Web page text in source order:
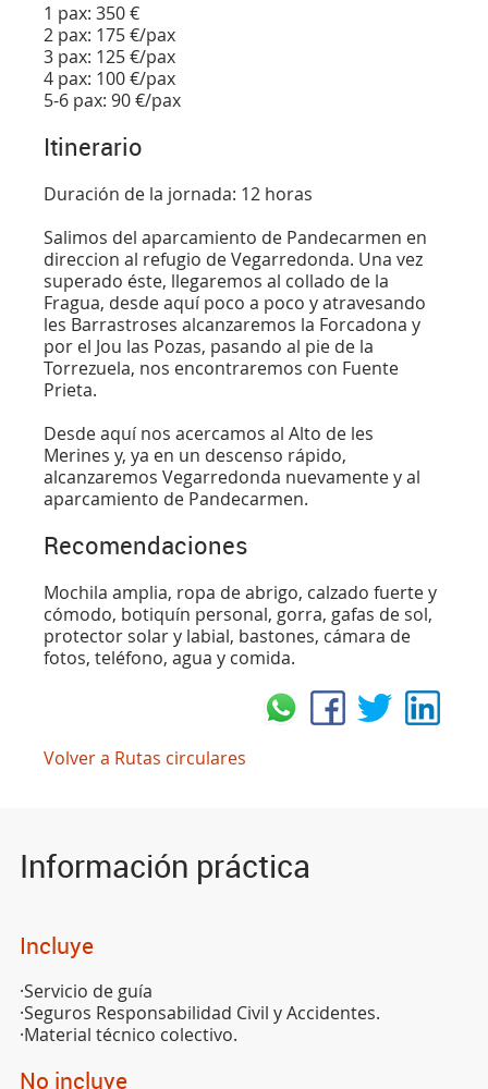
1 pax: 350 €
2 pax: 175 €/pax
3 pax: 125 €/pax
4 pax: 100 €/pax
5-6 pax: 90 €/pax
Itinerario
Duración de la jornada: 12 horas
Salimos del aparcamiento de Pandecarmen en
direccion al refugio de Vegarredonda. Una vez
superado éste, llegaremos al collado de la
Fragua, desde aquí poco a poco y atravesando
les Barrastroses alcanzaremos la Forcadona y
por el Jou las Pozas, pasando al pie de la
Torrezuela, nos encontraremos con Fuente
Prieta.
Desde aquí nos acercamos al Alto de les
Merines y, ya en un descenso rápido,
alcanzaremos Vegarredonda nuevamente y al
aparcamiento de Pandecarmen.
Recomendaciones
Mochila amplia, ropa de abrigo, calzado fuerte y
cómodo, botiquín personal, gorra, gafas de sol,
protector solar y labial, bastones, cámara de
fotos, teléfono, agua y comida.
Volver a Rutas circulares
Información práctica
Incluye
·Servicio de guía
·Seguros Responsabilidad Civil y Accidentes.
·Material técnico colectivo.
No incluye